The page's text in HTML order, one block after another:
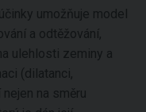
umožňuje model
a odtěžování,
ulehlosti zeminy a
(dilatanci,
na směru